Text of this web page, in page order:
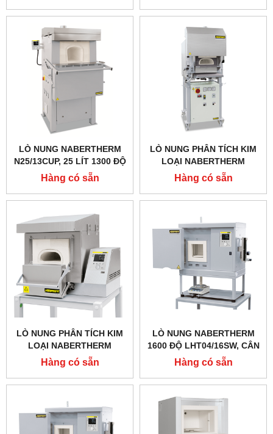
LÒ NUNG NABERTHERM
N25/13CUP, 25 LÍT 1300 ĐỘ
Hàng có sẵn
LÒ NUNG PHÂN TÍCH KIM
LOẠI NABERTHERM
N8/13CUP,1300 ĐỘ 8 LÍT
Hàng có sẵn
LÒ NUNG PHÂN TÍCH KIM
LOẠI NABERTHERM
N4/13CUP, 1280 ĐỘ 3,7 LÍT
Hàng có sẵn
LÒ NUNG NABERTHERM
1600 ĐỘ LHT04/16SW, CÂN
PHÂN TÍCH MẪU
Hàng có sẵn